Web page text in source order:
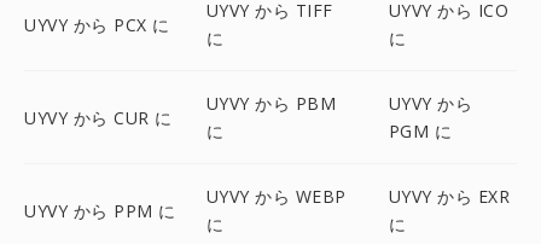
UYVY から PCX に
UYVY から TIFF
に
UYVY から ICO
に
UYVY から CUR に
UYVY から PBM
に
UYVY から
PGM に
UYVY から PPM に
UYVY から WEBP
に
UYVY から EXR
に